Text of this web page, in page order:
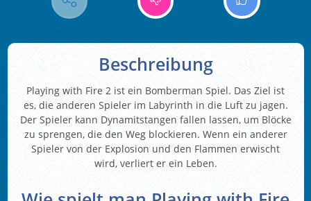
Beschreibung
Playing with Fire 2 ist ein Bomberman Spiel. Das Ziel ist
es, die anderen Spieler im Labyrinth in die Luft zu jagen.
Der Spieler kann Dynamitstangen fallen lassen, um Blöcke
zu sprengen, die den Weg blockieren. Wenn ein anderer
Spieler von der Explosion und den Flammen erwischt
wird, verliert er ein Leben.